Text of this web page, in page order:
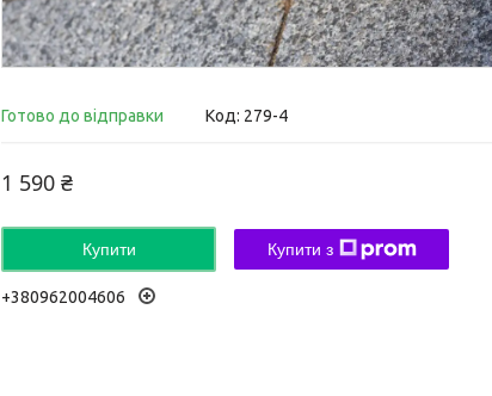
Готово до відправки Код: 279-4
1 590 ₴
Купити Купити з
+380962004606